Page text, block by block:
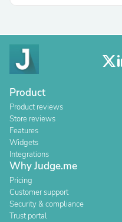
Product
Product reviews
Store reviews
Features
Widgets
Integrations
Why Judge.me
Pricing
Customer support
Security & compliance
Trust portal